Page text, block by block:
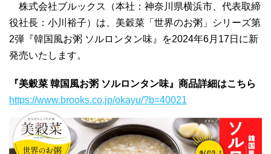
株式会社ブルックス（本社：神奈川県横浜市、代表取締
役社長：小川裕子）は、美穀菜「世界のお粥」シリーズ第
2弾『韓国風お粥 ソルロンタン味』を2024年6月17日に新
発売いたします。
『美穀菜 韓国風お粥 ソルロンタン味』商品詳細はこちら
https://www.brooks.co.jp/okayu/?b=40021